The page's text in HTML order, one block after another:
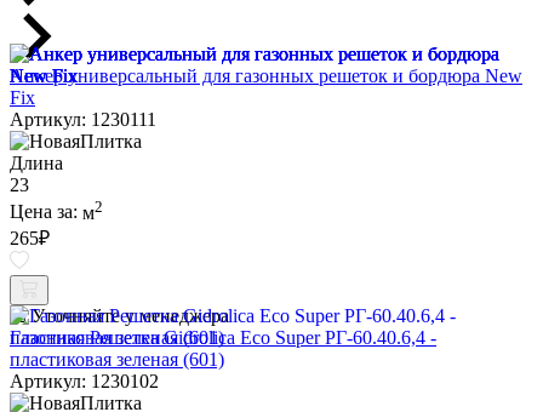
Анкер универсальный для газонных решеток и бордюра New
Fix
Артикул: 1230111
Длина
23
Цена за: м2
265₽
Уточняйте у менеджера
Газонная Решетка Gidrolica Eco Super РГ-60.40.6,4 -
пластиковая зеленая (601)
Артикул: 1230102